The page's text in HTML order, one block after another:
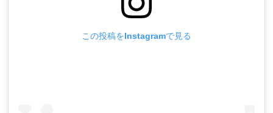
この投稿をInstagramで見る